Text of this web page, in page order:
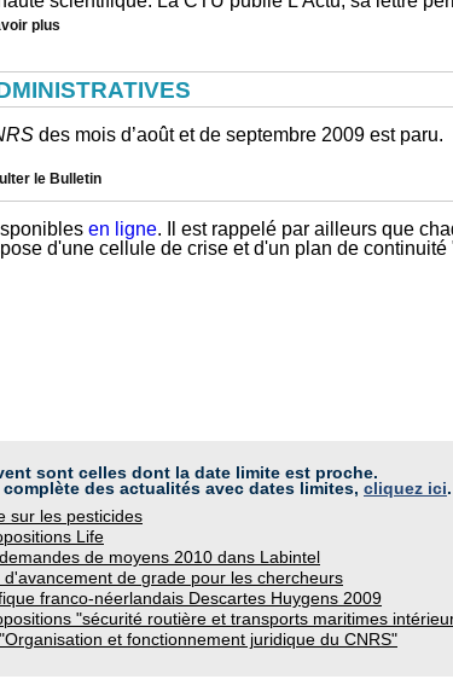
plus
des mois d’août et de septembre 2009 est paru.
le Bulletin
en ligne. Il est rappelé par ailleurs que
d'une cellule de crise et d'un plan de continuité
sont celles dont la date limite est proche.
des actualités avec dates limites, cliquez ici.
sur les pesticides
Life
de moyens 2010 dans Labintel
d'avancement de grade pour les chercheurs
franco-néerlandais Descartes Huygens 2009
"sécurité routière et transports maritimes
et fonctionnement juridique du CNRS"